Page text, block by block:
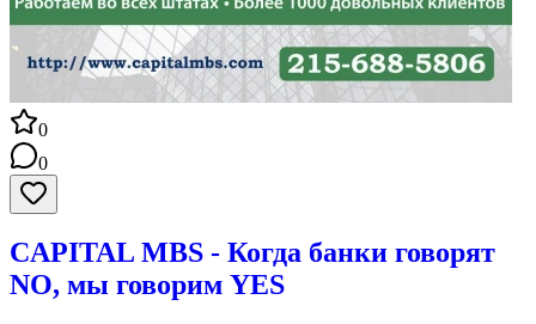
0
0
CAPITAL MBS - Когда банки говорят
NO, мы говорим YES